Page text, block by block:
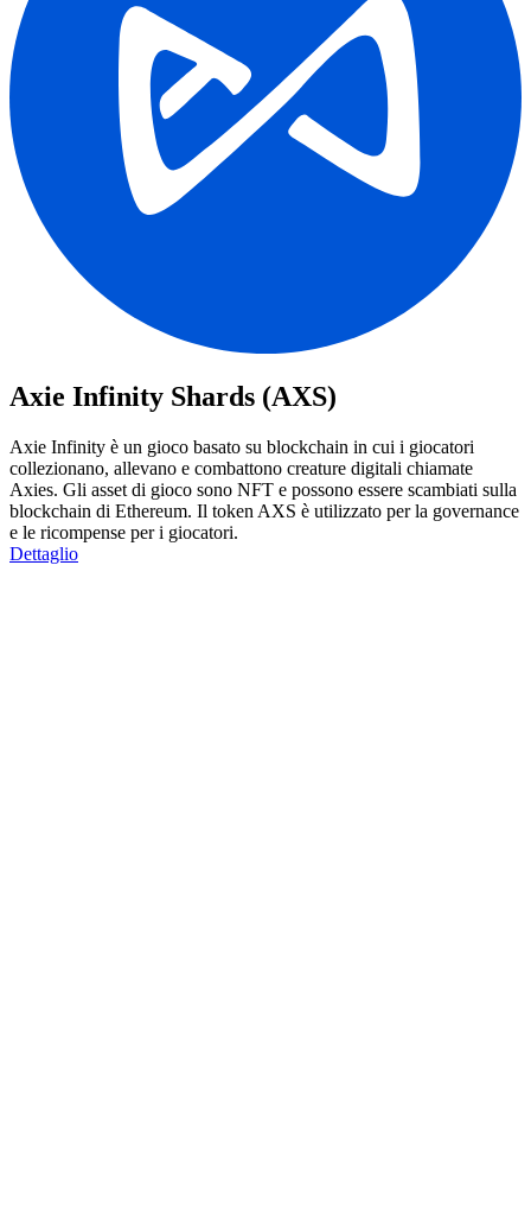
Axie Infinity Shards (AXS)
Axie Infinity è un gioco basato su blockchain in cui i giocatori
collezionano, allevano e combattono creature digitali chiamate
Axies. Gli asset di gioco sono NFT e possono essere scambiati sulla
blockchain di Ethereum. Il token AXS è utilizzato per la governance
e le ricompense per i giocatori.
Dettaglio